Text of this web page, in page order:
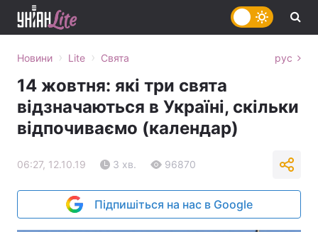
Новини › Lite › Свята рус
14 жовтня: які три свята
відзначаються в Україні, скільки
відпочиваємо (календар)
06:27, 12.10.19 3 хв. 96870
Підпишіться на нас в Google